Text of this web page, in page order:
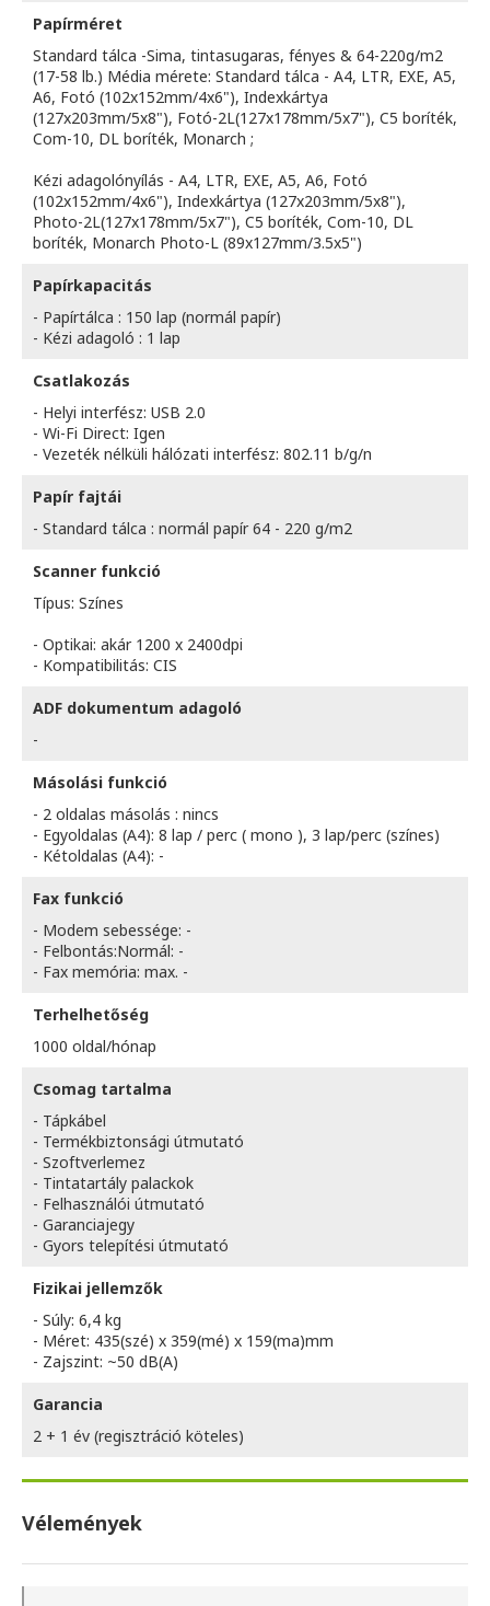
Papírméret
Standard tálca -Sima, tintasugaras, fényes & 64-220g/m2
(17-58 lb.) Média mérete: Standard tálca - A4, LTR, EXE, A5,
A6, Fotó (102x152mm/4x6"), Indexkártya
(127x203mm/5x8"), Fotó-2L(127x178mm/5x7"), C5 boríték,
Com-10, DL boríték, Monarch ;
Kézi adagolónyílás - A4, LTR, EXE, A5, A6, Fotó
(102x152mm/4x6"), Indexkártya (127x203mm/5x8"),
Photo-2L(127x178mm/5x7"), C5 boríték, Com-10, DL
boríték, Monarch Photo-L (89x127mm/3.5x5")
Papírkapacitás
- Papírtálca : 150 lap (normál papír)
- Kézi adagoló : 1 lap
Csatlakozás
- Helyi interfész: USB 2.0
- Wi-Fi Direct: Igen
- Vezeték nélküli hálózati interfész: 802.11 b/g/n
Papír fajtái
- Standard tálca : normál papír 64 - 220 g/m2
Scanner funkció
Típus: Színes
- Optikai: akár 1200 x 2400dpi
- Kompatibilitás: CIS
ADF dokumentum adagoló
-
Másolási funkció
- 2 oldalas másolás : nincs
- Egyoldalas (A4): 8 lap / perc ( mono ), 3 lap/perc (színes)
- Kétoldalas (A4): -
Fax funkció
- Modem sebessége: -
- Felbontás:Normál: -
- Fax memória: max. -
Terhelhetőség
1000 oldal/hónap
Csomag tartalma
- Tápkábel
- Termékbiztonsági útmutató
- Szoftverlemez
- Tintatartály palackok
- Felhasználói útmutató
- Garanciajegy
- Gyors telepítési útmutató
Fizikai jellemzők
- Súly: 6,4 kg
- Méret: 435(szé) x 359(mé) x 159(ma)mm
- Zajszint: ~50 dB(A)
Garancia
2 + 1 év (regisztráció köteles)
Vélemények